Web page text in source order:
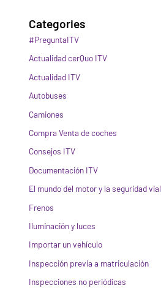
Categories
#PreguntaITV
Actualidad cerQuo ITV
Actualidad ITV
Autobuses
Camiones
Compra Venta de coches
Consejos ITV
Documentación ITV
El mundo del motor y la seguridad vial
Frenos
Iluminación y luces
Importar un vehículo
Inspección previa a matriculación
Inspecciones no periódicas